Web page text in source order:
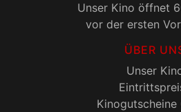
Unser Kino öffnet
vor der ersten
ÜBER
Unser
Kinogutscheine